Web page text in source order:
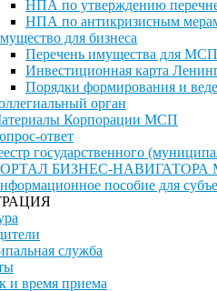
НПА по утверждению
НПА по антикризисным
для бизнеса
Перечень имущества для МСП
Инвестиционная карта
Порядки формирования и
орган
Корпорации МСП
ответ
государственного
БИЗНЕС-НАВИГАТОРА
пособие для
служба
и время приема